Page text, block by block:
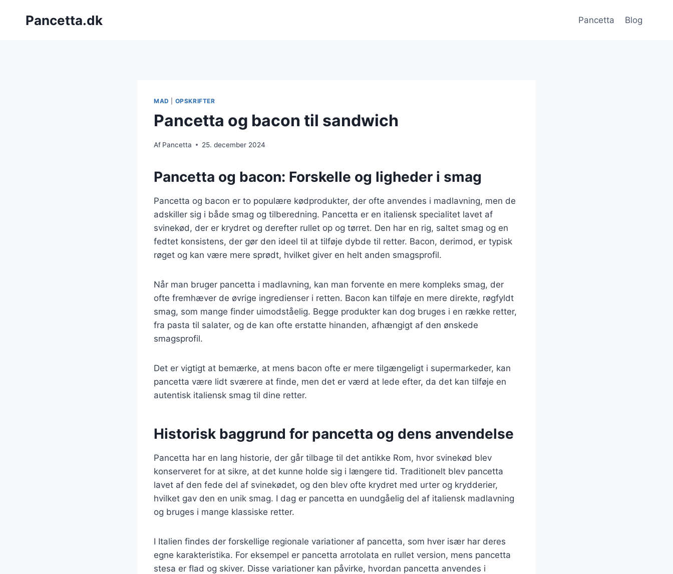
Pancetta.dk Pancetta Blog
MAD OPSKRIFTER
Pancetta og bacon til sandwich
Af Pancetta 25. december 2024
Pancetta og bacon: Forskelle og ligheder i smag
Pancetta og bacon er to populære kødprodukter, der ofte anvendes i madlavning, men de
adskiller sig i både smag og tilberedning. Pancetta er en italiensk specialitet lavet af
svinekød, der er krydret og derefter rullet op og tørret. Den har en rig, saltet smag og en
fedtet konsistens, der gør den ideel til at tilføje dybde til retter. Bacon, derimod, er typisk
røget og kan være mere sprødt, hvilket giver en helt anden smagsprofil.
Når man bruger pancetta i madlavning, kan man forvente en mere kompleks smag, der
ofte fremhæver de øvrige ingredienser i retten. Bacon kan tilføje en mere direkte, røgfyldt
smag, som mange finder uimodståelig. Begge produkter kan dog bruges i en række retter,
fra pasta til salater, og de kan ofte erstatte hinanden, afhængigt af den ønskede
smagsprofil.
Det er vigtigt at bemærke, at mens bacon ofte er mere tilgængeligt i supermarkeder, kan
pancetta være lidt sværere at finde, men det er værd at lede efter, da det kan tilføje en
autentisk italiensk smag til dine retter.
Historisk baggrund for pancetta og dens anvendelse
Pancetta har en lang historie, der går tilbage til det antikke Rom, hvor svinekød blev
konserveret for at sikre, at det kunne holde sig i længere tid. Traditionelt blev pancetta
lavet af den fede del af svinekødet, og den blev ofte krydret med urter og krydderier,
hvilket gav den en unik smag. I dag er pancetta en uundgåelig del af italiensk madlavning
og bruges i mange klassiske retter.
I Italien findes der forskellige regionale variationer af pancetta, som hver især har deres
egne karakteristika. For eksempel er pancetta arrotolata en rullet version, mens pancetta
stesa er flad og skiver. Disse variationer kan påvirke, hvordan pancetta anvendes i